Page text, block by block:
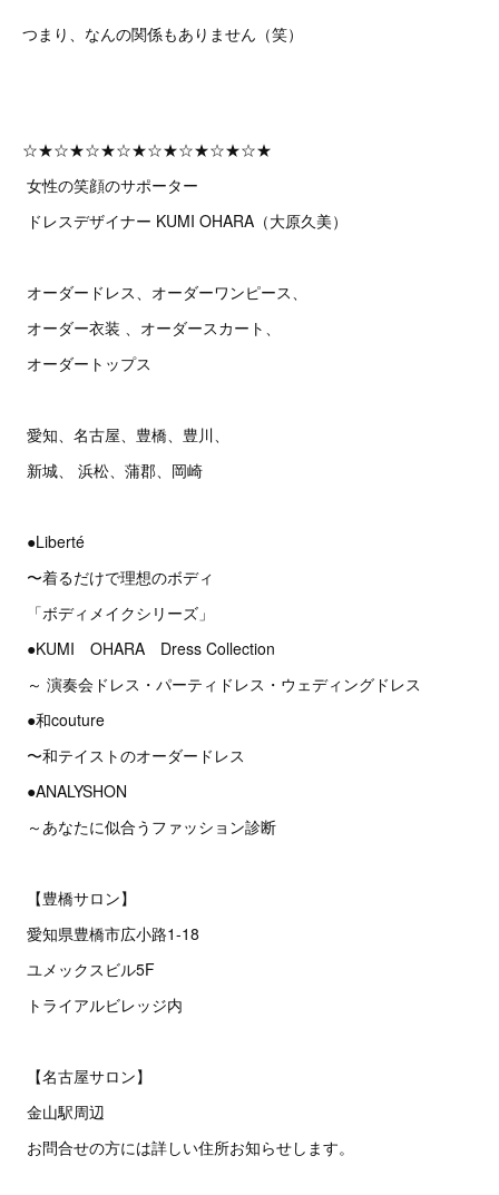
つまり、なんの関係もありません（笑）
☆★☆★☆★☆★☆★☆★☆★☆★
女性の笑顔のサポーター
ドレスデザイナー KUMI OHARA（大原久美）
オーダードレス、オーダーワンピース、
オーダー衣装 、オーダースカート、
オーダートップス
愛知、名古屋、豊橋、豊川、
新城、 浜松、蒲郡、岡崎
●Liberté
〜着るだけで理想のボディ
「ボディメイクシリーズ」
●KUMI OHARA Dress Collection
～ 演奏会ドレス・パーティドレス・ウェディングドレス
●和couture
〜和テイストのオーダードレス
●ANALYSHON
～あなたに似合うファッション診断
【豊橋サロン】
愛知県豊橋市広小路1-18
ユメックスビル5F
トライアルビレッジ内
【名古屋サロン】
金山駅周辺
お問合せの方には詳しい住所お知らせします。